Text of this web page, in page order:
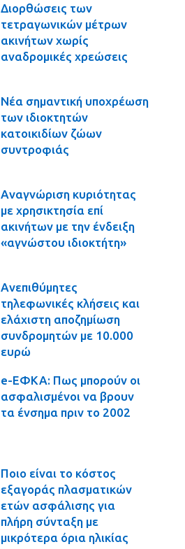
Διορθώσεις των
τετραγωνικών μέτρων
ακινήτων χωρίς
αναδρομικές χρεώσεις
Νέα σημαντική υποχρέωση
των ιδιοκτητών
κατοικιδίων ζώων
συντροφιάς
Αναγνώριση κυριότητας
με χρησικτησία επί
ακινήτων με την ένδειξη
«αγνώστου ιδιοκτήτη»
Ανεπιθύμητες
τηλεφωνικές κλήσεις και
ελάχιστη αποζημίωση
συνδρομητών με 10.000
ευρώ
e-ΕΦΚΑ: Πως μπορούν οι
ασφαλισμένοι να βρουν
τα ένσημα πριν το 2002
Ποιο είναι το κόστος
εξαγοράς πλασματικών
ετών ασφάλισης για
πλήρη σύνταξη με
μικρότερα όρια ηλικίας